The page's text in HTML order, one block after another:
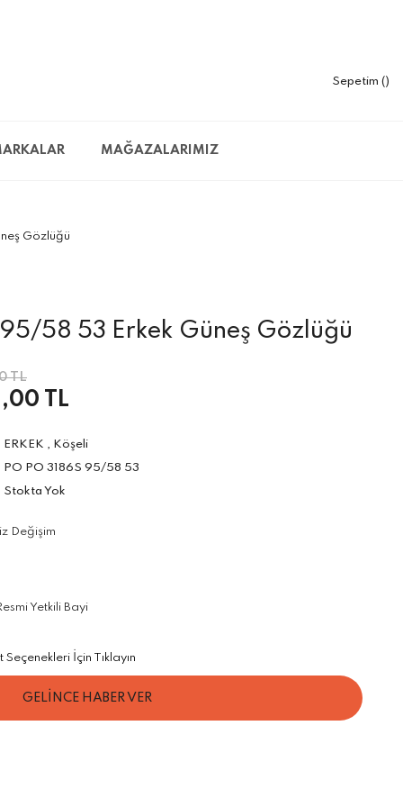
Sepetim
MAĞAZALARIMIZ
Gözlüğü
95/58 53 Erkek Güneş Gözlüğü
TL
TL
ERKEK , Köşeli
PO PO 3186S 95/58 53
Stokta Yok
Değişim
Yetkili Bayi
İçin Tıklayın
GELİNCE HABER VER